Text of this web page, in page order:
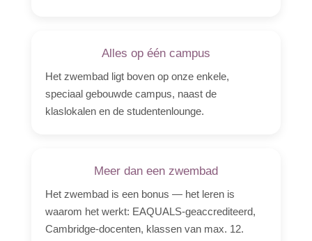
Alles op één campus
Het zwembad ligt boven op onze enkele,
speciaal gebouwde campus, naast de
klaslokalen en de studentenlounge.
Meer dan een zwembad
Het zwembad is een bonus — het leren is
waarom het werkt: EAQUALS-geaccrediteerd,
Cambridge-docenten, klassen van max. 12.